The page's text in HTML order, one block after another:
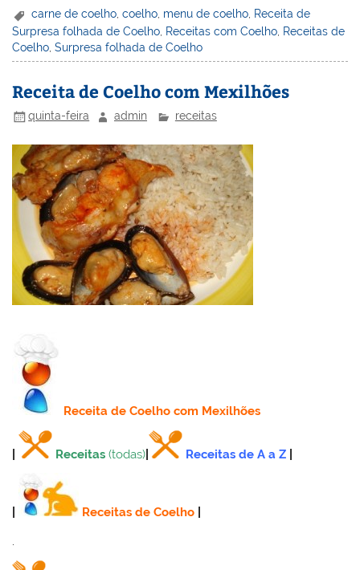
er
e
st
k
e
dI
n
c
e
b
o
o
k
itt
er
ai
l
h
o
o
M
ai
l
t
ar
e
carne de coelho,coelho, menu de coelho, Receita de
Surpresa folhada de Coelho Receitas com Coelho Receitas de
Coelho ,Surpresa folhada de Coelho
Receita de Coelho com Mexilhões
quinta-feira admin receitas
Receitade Coelho com Mexilhões
Receitas (todas) Receitas de A a Z
Receitas de Coelho
.